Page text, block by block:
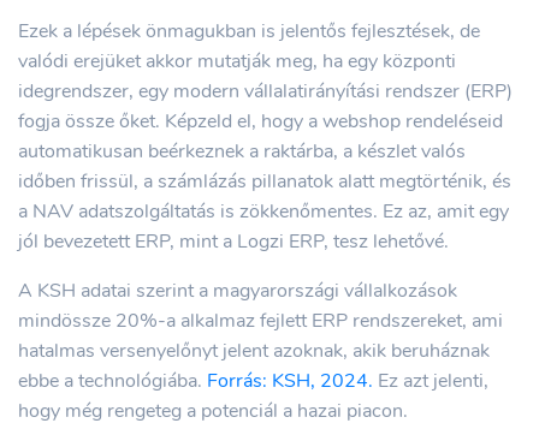
Ezek a lépések önmagukban is jelentős fejlesztések, de
valódi erejüket akkor mutatják meg, ha egy központi
idegrendszer, egy modern vállalatirányítási rendszer (ERP)
fogja össze őket. Képzeld el, hogy a webshop rendeléseid
automatikusan beérkeznek a raktárba, a készlet valós
időben frissül, a számlázás pillanatok alatt megtörténik, és
a NAV adatszolgáltatás is zökkenőmentes. Ez az, amit egy
jól bevezetett ERP, mint a Logzi ERP, tesz lehetővé.
A KSH adatai szerint a magyarországi vállalkozások
mindössze 20%-a alkalmaz fejlett ERP rendszereket, ami
hatalmas versenyelőnyt jelent azoknak, akik beruháznak
ebbe a technológiába. Forrás: KSH, 2024. Ez azt jelenti,
hogy még rengeteg a potenciál a hazai piacon.